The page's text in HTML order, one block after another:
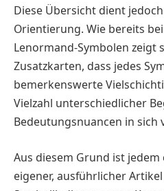
Diese Übersicht dient
Orientierung. Wie bereits
Lenormand-Symbolen zeigt
Zusatzkarten, dass jedes
bemerkenswerte
Vielzahl unterschiedlicher
Bedeutungsnuancen in sich
Aus diesem Grund ist jedem
eigener, ausführlicher